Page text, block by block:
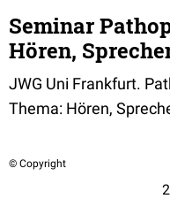
Seminar
Hören,
JWG Uni Frankfurt.
Thema: Hören,
© Copyright